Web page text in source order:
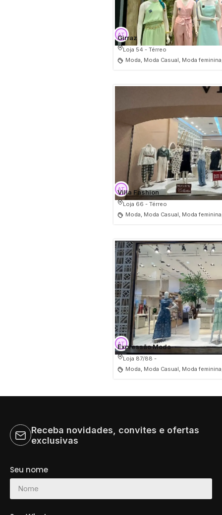
Girraz
Loja 54 - Térreo
Moda, Moda Casual, Moda
Villa Fashion
Loja 66 - Térreo
Moda, Moda Casual, Moda
Expressão Moda
Loja 87/88 -
Moda, Moda Casual, Moda
Receba novidades, convites e ofertas
exclusivas
Seu nome